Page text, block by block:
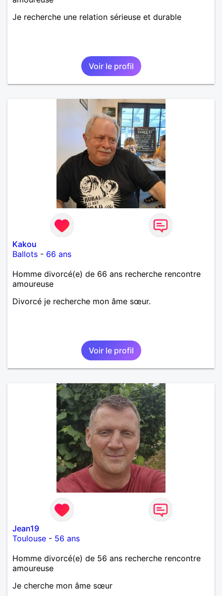
Je recherche une relation sérieuse et durable
Voir le profil
Kakou
Ballots - 66 ans
Homme divorcé(e) de 66 ans recherche rencontre
amoureuse
Divorcé je recherche mon âme sœur.
Voir le profil
Jean19
Toulouse - 56 ans
Homme divorcé(e) de 56 ans recherche rencontre
amoureuse
Je cherche mon âme sœur